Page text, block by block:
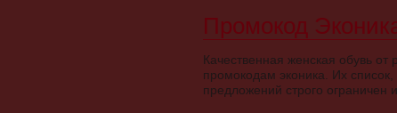
Промокод
Качественная женская обувь от
промокодам эконика. Их
предложений строго ограничен